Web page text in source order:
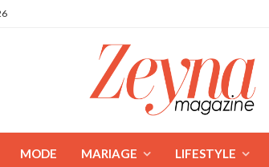
MODE MARIAGE LIFESTYLE